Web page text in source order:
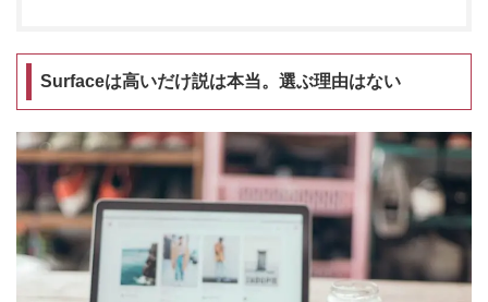
Surfaceは高いだけ説は本当。選ぶ理由はない